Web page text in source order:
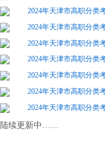
2024年天津市高职分类
2024年天津市高职分类
2024年天津市高职分类
2024年天津市高职分类
2024年天津市高职分类
2024年天津市高职分类
2024年天津市高职分类
陆续更新中……